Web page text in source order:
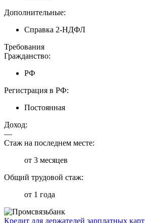
Дополнительные:
Справка 2-НДФЛ
Требования
Гражданство:
РФ
Регистрация в РФ:
Постоянная
Доход:
—
Стаж на последнем месте:
от 3 месяцев
Общий трудовой стаж:
от 1 года
Кредит для держателей зарплатных карт